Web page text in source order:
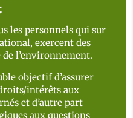
les personnels qui sur
exercent des
l’environnement.
objectif d’assurer
intérêts aux
et d’autre part
aux questions